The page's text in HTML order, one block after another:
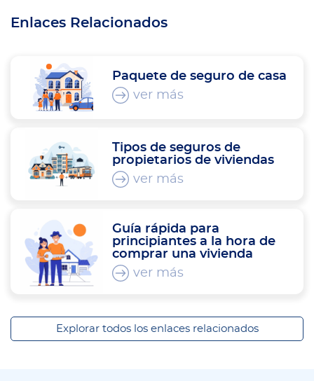
Enlaces Relacionados
Paquete de seguro de casa
ver más
Tipos de seguros de
propietarios de viviendas
ver más
Guía rápida para
principiantes a la hora de
comprar una vivienda
ver más
Explorar todos los enlaces relacionados